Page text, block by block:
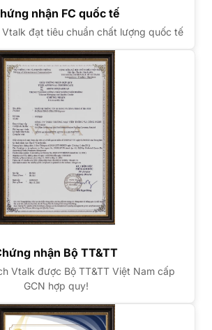
nhận FC quốc tế
Vtalk đạt tiêu chuẩn chất lượng quốc tế
nhận Bộ TT&TT
Vtalk được Bộ TT&TT Việt Nam cấp
GCN hợp quy!